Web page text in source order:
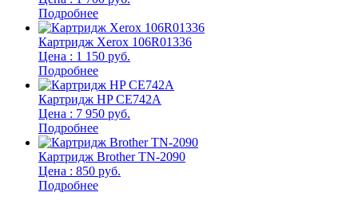
Подробнее
Картридж Xerox 106R01336
Цена : 1 150 руб.
Подробнее
Картридж HP CE742A
Цена : 7 950 руб.
Подробнее
Картридж Brother TN-2090
Цена : 850 руб.
Подробнее